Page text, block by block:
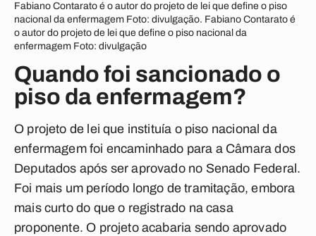
Fabiano Contarato é o autor do projeto de lei que define o piso
nacional da enfermagem Foto: divulgação. Fabiano Contarato é
o autor do projeto de lei que define o piso nacional da
enfermagem Foto: divulgação
Quando foi sancionado o
piso da enfermagem?
O projeto de lei que instituía o piso nacional da
enfermagem foi encaminhado para a Câmara dos
Deputados após ser aprovado no Senado Federal.
Foi mais um período longo de tramitação, embora
mais curto do que o registrado na casa
proponente. O projeto acabaria sendo aprovado